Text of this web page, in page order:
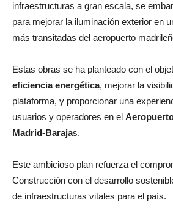
infraestructuras a gran escala, se
para mejorar la iluminación exterior en
más transitadas del aeropuerto
Estas obras se ha planteado con el
eficiencia energética, mejorar la
plataforma, y proporcionar una
usuarios y operadores en el
Madrid-Barajas.
Este ambicioso plan refuerza el
Construcción con el desarrollo
de infraestructuras vitales para el país.